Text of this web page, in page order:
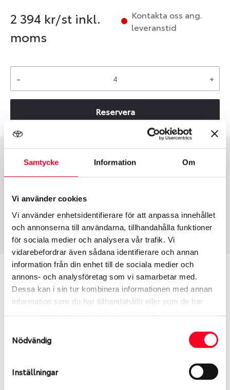
Samtycke Information Om
Vi använder cookies
Vi använder enhetsidentifierare för att anpassa innehållet
och annonserna till användarna, tillhandahålla funktioner
för sociala medier och analysera vår trafik. Vi
vidarebefordrar även sådana identifierare och annan
information från din enhet till de sociala medier och
annons- och analysföretag som vi samarbetar med.
Dessa kan i sin tur kombinera informationen med annan
information som du har tillhandahållit eller som de har
Nödvändig
Inställningar
2 394 kr/st inkl.
moms
Kontakta oss ang.
leveranstid
- +
Reservera
Group
Fälg PV/C LM
Tum
16
62
Centre Diameter
130
Art nummer
8551
Passar denna fälg min bil?
Ange registreringsnummer för att se om den fälg
Ibland kan fälgen ha bytts ut under årens lopp och
inte vara samma dimension som bilen hade ut från